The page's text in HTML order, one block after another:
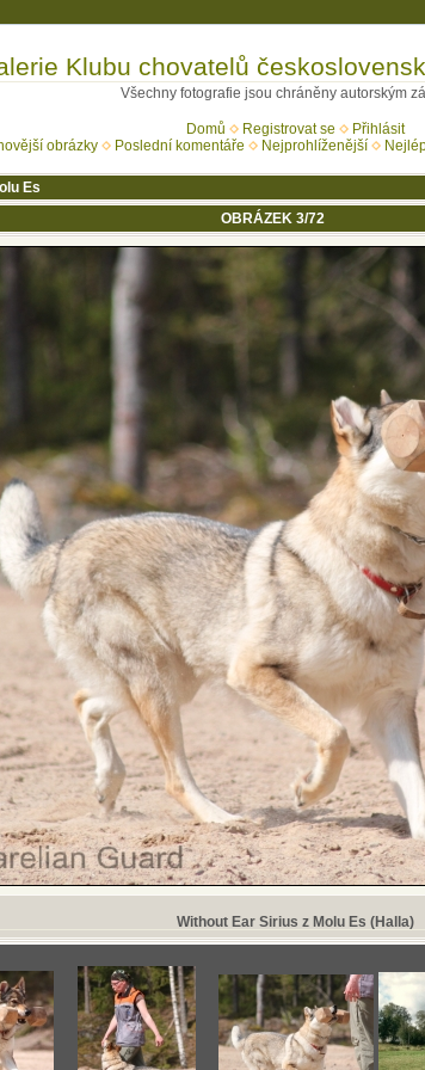
Klubu chovatelů
Všechny fotografie jsou chráněny autorským
Domů Registrovat se
Přihlásit
obrázky Poslední komentáře Nejprohlíženější
Es
OBRÁZEK 3/72
Without Ear Sirius z Molu Es (Halla)